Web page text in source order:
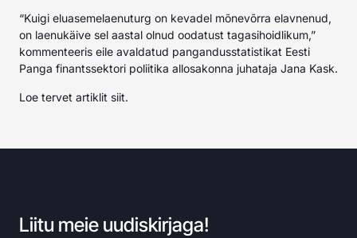
“Kuigi eluasemelaenuturg on kevadel mõnevõrra elavnenud,
on laenukäive sel aastal olnud oodatust tagasihoidlikum,”
kommenteeris eile avaldatud pangandusstatistikat Eesti
Panga finantssektori poliitika allosakonna juhataja Jana Kask.
Loe tervet artiklit siit.
Liitu meie uudiskirjaga!